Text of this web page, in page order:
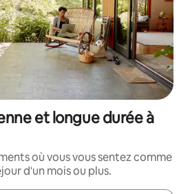
et longue durée à
où vous vous sentez comme
d'un mois ou plus.